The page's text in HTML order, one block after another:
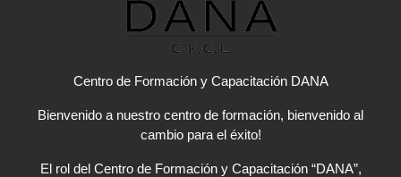
Centro de Formación y Capacitación DANA
Bienvenido a nuestro centro de formación, bienvenido al
cambio para el éxito!
El rol del Centro de Formación y Capacitación “DANA”,